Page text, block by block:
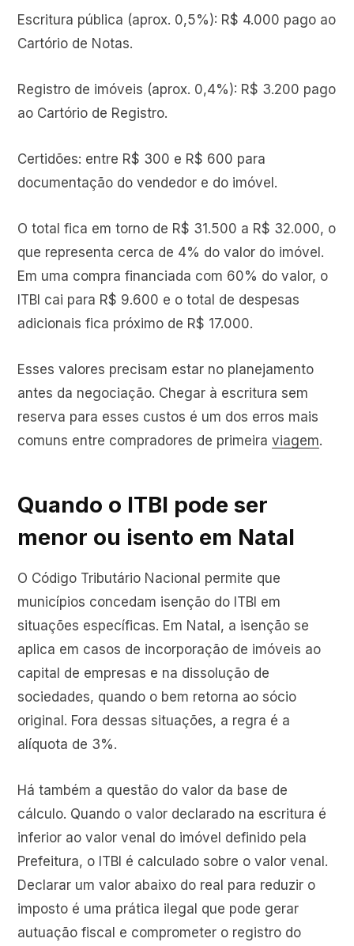
Escritura pública (aprox. 0,5%): R$ 4.000 pago ao
Cartório de Notas.
Registro de imóveis (aprox. 0,4%): R$ 3.200 pago
ao Cartório de Registro.
Certidões: entre R$ 300 e R$ 600 para
documentação do vendedor e do imóvel.
O total fica em torno de R$ 31.500 a R$ 32.000, o
que representa cerca de 4% do valor do imóvel.
Em uma compra financiada com 60% do valor, o
ITBI cai para R$ 9.600 e o total de despesas
adicionais fica próximo de R$ 17.000.
Esses valores precisam estar no planejamento
antes da negociação. Chegar à escritura sem
reserva para esses custos é um dos erros mais
comuns entre compradores de primeira viagem.
Quando o ITBI pode ser
menor ou isento em Natal
O Código Tributário Nacional permite que
municípios concedam isenção do ITBI em
situações específicas. Em Natal, a isenção se
aplica em casos de incorporação de imóveis ao
capital de empresas e na dissolução de
sociedades, quando o bem retorna ao sócio
original. Fora dessas situações, a regra é a
alíquota de 3%.
Há também a questão do valor da base de
cálculo. Quando o valor declarado na escritura é
inferior ao valor venal do imóvel definido pela
Prefeitura, o ITBI é calculado sobre o valor venal.
Declarar um valor abaixo do real para reduzir o
imposto é uma prática ilegal que pode gerar
autuação fiscal e comprometer o registro do